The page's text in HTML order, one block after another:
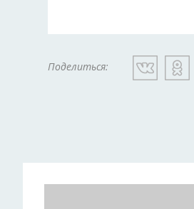
Поделиться: